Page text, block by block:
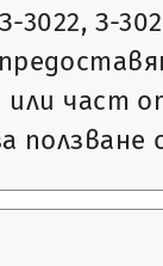
З-
или част
ползване